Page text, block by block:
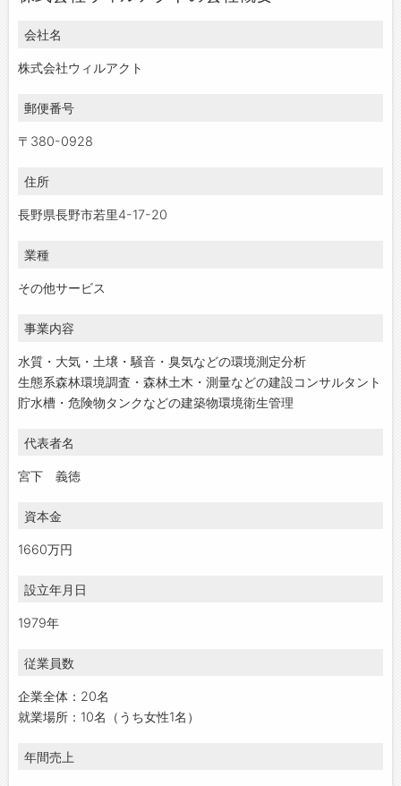
会社名
株式会社ウィルアクト
郵便番号
〒380-0928
住所
長野県長野市若里4-17-20
業種
その他サービス
事業内容
水質・大気・土壌・騒音・臭気などの環境測定分析
生態系森林環境調査・森林土木・測量などの建設コンサルタント
貯水槽・危険物タンクなどの建築物環境衛生管理
代表者名
宮下 義徳
資本金
1660万円
設立年月日
1979年
従業員数
企業全体：20名
就業場所：10名（うち女性1名）
年間売上